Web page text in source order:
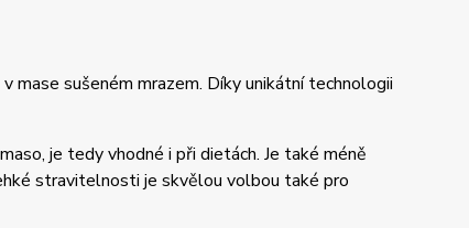
mase sušeném mrazem. Díky unikátní technologii
je tedy vhodné i při dietách. Je také méně
stravitelnosti je skvělou volbou také pro